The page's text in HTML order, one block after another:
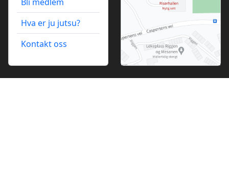
Hva er ju jutsu?
Kontakt oss